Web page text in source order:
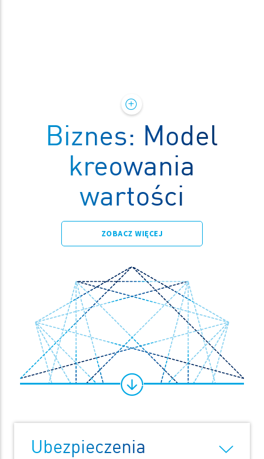
Biznes: Model
kreowania
wartości
ZOBACZ WIĘCEJ
Ubezpieczenia